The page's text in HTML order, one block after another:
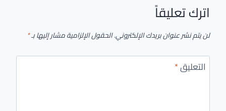
اترك تعليقاً
لن يتم نشر عنوان بريدك الإلكتروني.الحقول الإلزامية مشار إليها بـ*
التعليق*